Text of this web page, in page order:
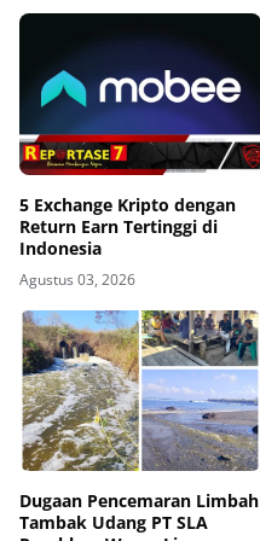
5 Exchange Kripto dengan
Return Earn Tertinggi di
Indonesia
Agustus 03, 2026
Dugaan Pencemaran Limbah
Tambak Udang PT SLA